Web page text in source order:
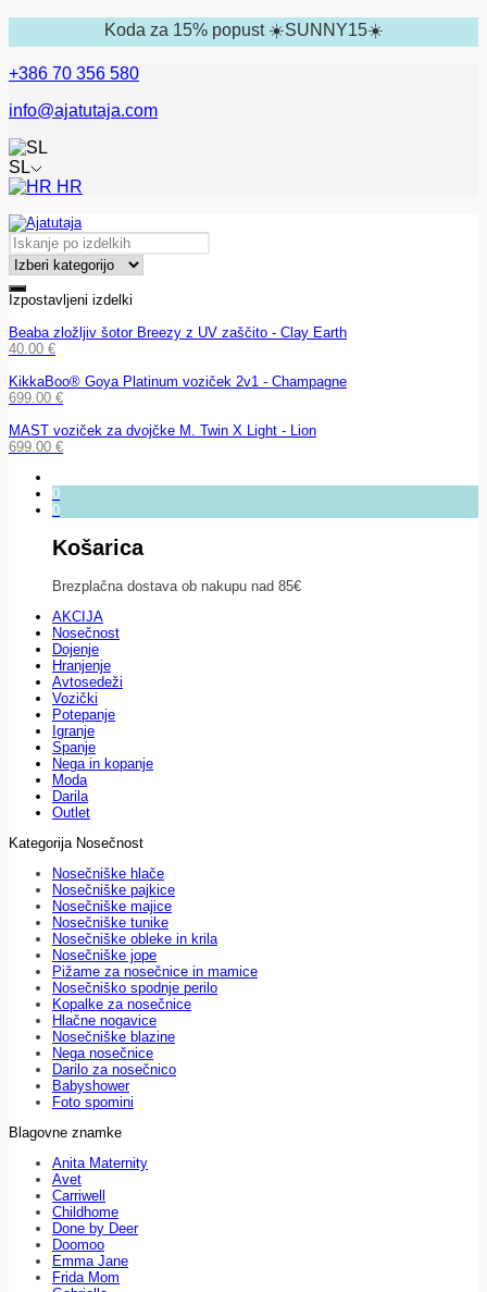
Koda za 15% popust ☀️SUNNY15☀️
+386 70 356 580
info@ajatutaja.com
SL
HR
Izpostavljeni izdelki
Beaba zložljiv šotor Breezy z UV zaščito - Clay Earth
40.00 €
KikkaBoo® Goya Platinum voziček 2v1 - Champagne
699.00 €
MAST voziček za dvojčke M. Twin X Light - Lion
699.00 €
0
0
Košarica
Brezplačna dostava ob nakupu nad 85€
AKCIJA
Nosečnost
Dojenje
Hranjenje
Avtosedeži
Vozički
Potepanje
Igranje
Spanje
Nega in kopanje
Moda
Darila
Outlet
Kategorija Nosečnost
Nosečniške hlače
Nosečniške pajkice
Nosečniške majice
Nosečniške tunike
Nosečniške obleke in krila
Nosečniške jope
Pižame za nosečnice in mamice
Nosečniško spodnje perilo
Kopalke za nosečnice
Hlačne nogavice
Nosečniške blazine
Nega nosečnice
Darilo za nosečnico
Babyshower
Foto spomini
Blagovne znamke
Anita Maternity
Avet
Carriwell
Childhome
Done by Deer
Doomoo
Emma Jane
Frida Mom